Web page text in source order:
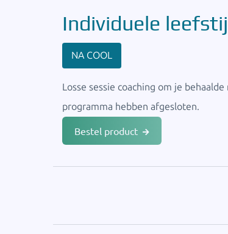
Individuele
NA COOL
Losse sessie coaching om je
programma hebben afgesloten.
Bestel product